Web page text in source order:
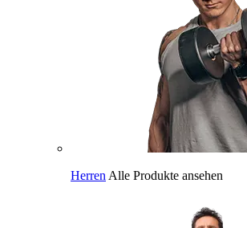
Herren Alle Produkte ansehen